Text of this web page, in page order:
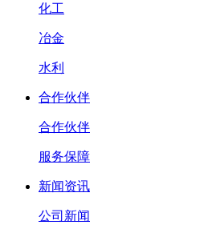
化工
冶金
水利
合作伙伴
合作伙伴
服务保障
新闻资讯
公司新闻